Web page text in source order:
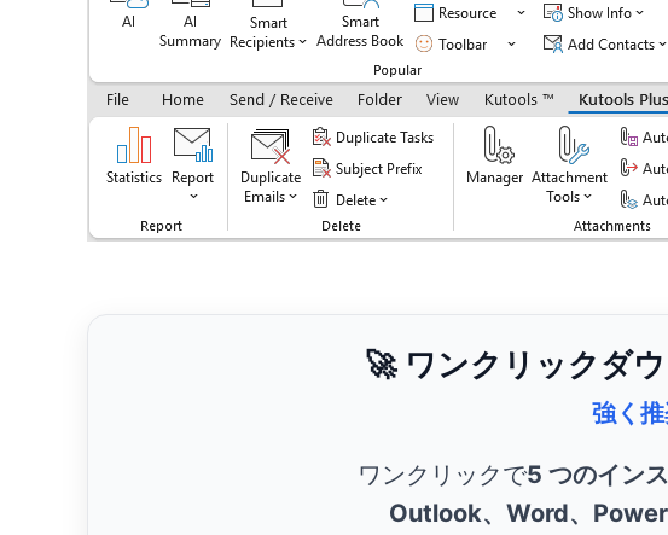
🚀 ワンクリックダ
強く
ワンクリックで5 つのイン
Outlook、Word、